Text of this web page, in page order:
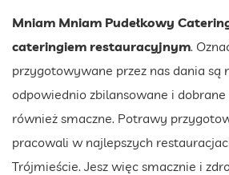
Mniam Mniam Pudełkowy
cateringiem restauracyjnym.
przygotowywane przez nas dania są
odpowiednio zbilansowane i
również smaczne. Potrawy
pracowali w najlepszych
Trójmieście. Jesz więc smacznie i